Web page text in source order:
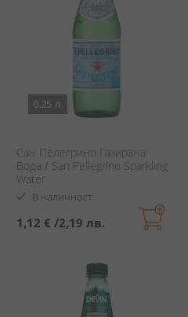
0.25 л.
Сан Пелегрино Газирана
Вода / San Pellegrino Sparkling
Water
В наличност
1,12 € /2,19 лв.